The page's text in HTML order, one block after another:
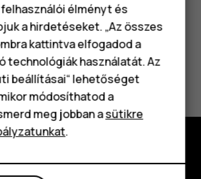
telefonok
élményt és
a hirdetéseket. „Az összes
kattintva elfogadod a
technológiák használatát. Az
beállításai“ lehetőséget
módosíthatod a
meg jobban asütikre
.